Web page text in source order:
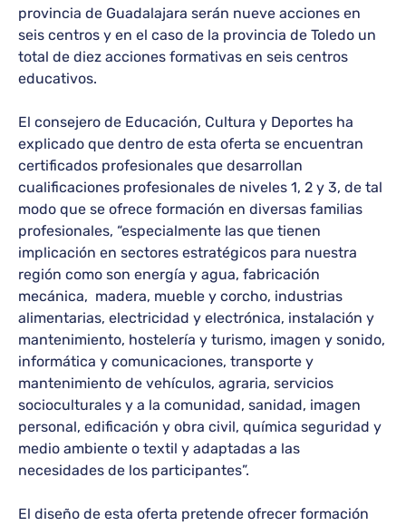
provincia de Guadalajara serán nueve acciones en
seis centros y en el caso de la provincia de Toledo un
total de diez acciones formativas en seis centros
educativos.
El consejero de Educación, Cultura y Deportes ha
explicado que dentro de esta oferta se encuentran
certificados profesionales que desarrollan
cualificaciones profesionales de niveles 1, 2 y 3, de tal
modo que se ofrece formación en diversas familias
profesionales, “especialmente las que tienen
implicación en sectores estratégicos para nuestra
región como son energía y agua, fabricación
mecánica, madera, mueble y corcho, industrias
alimentarias, electricidad y electrónica, instalación y
mantenimiento, hostelería y turismo, imagen y sonido,
informática y comunicaciones, transporte y
mantenimiento de vehículos, agraria, servicios
socioculturales y a la comunidad, sanidad, imagen
personal, edificación y obra civil, química seguridad y
medio ambiente o textil y adaptadas a las
necesidades de los participantes”.
El diseño de esta oferta pretende ofrecer formación